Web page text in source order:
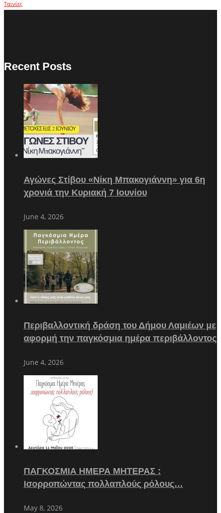
Ταινίες
Recent Posts
Αγώνες Στίβου «Νίκη Μπακογιάννη» για 6η
χρονιά την Κυριακή 7 Ιουνίου
June 4, 2026
Περιβαλλοντική δράση του Δήμου Λαμιέων με
αφορμή την παγκόσμια ημέρα περιβάλλοντος
June 4, 2026
ΠΑΓΚΟΣΜΙΑ ΗΜΕΡΑ ΜΗΤΕΡΑΣ :
Ισορροπώντας πολλαπλούς ρόλους…
May 8, 2026